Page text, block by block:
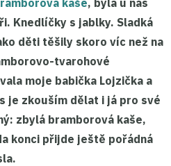
Knedlíčky s jablky. Sladká
děti těšily skoro víc než na
tvarohové
moje babička Lojzička a
je zkouším dělat i já pro své
zbylá bramborová kaše,
konci přijde ještě pořádná